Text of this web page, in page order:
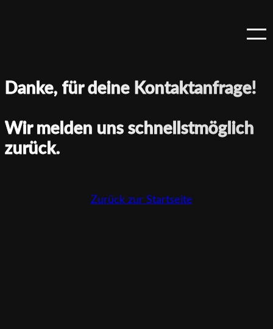
Danke, für deine Kontaktanfrage!
Wir melden uns schnellstmöglich
zurück.
Zurück zur Startseite